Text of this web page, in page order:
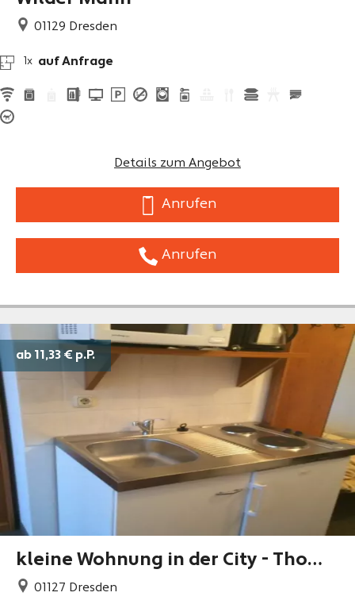
01129 Dresden
1x auf Anfrage
Details zum Angebot
Anrufen
Anrufen
kleine Wohnung in der City - Thoma
s Weinert Immobilien
01127 Dresden
ab 11,33 € p.P.